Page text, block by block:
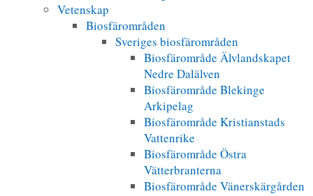
Vetenskap
Biosfärområden
Sveriges biosfärområden
Biosfärområde Älvlandskapet
Nedre Dalälven
Biosfärområde Blekinge
Arkipelag
Biosfärområde Kristianstads
Vattenrike
Biosfärområde Östra
Vätterbranterna
Biosfärområde Vänerskärgården